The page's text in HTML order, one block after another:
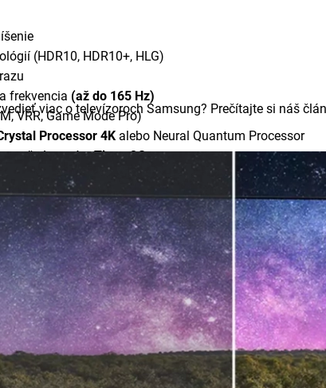
(HDR10, HDR10+, HLG)
frekvencia (až do 165 Hz)
VRR, Game Mode Pro)
Processor 4K alebo Neural Quantum Processor
systémTizen OS
ovládanie
(Object Tracking Sound)
Mode(The Frame)
tenký rám
, ktoré šetria elektrickú energiu
uhlopriečok (od 43“ do 85“ a viac)
viac o televízoroch Samsung? Prečítajte si náš